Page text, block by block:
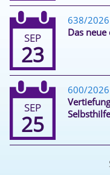
SEP
23
638/
Das
SEP
25
600/